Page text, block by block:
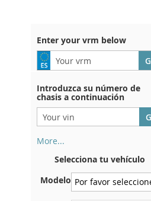
Enter your vrm below
Introduzca su número de
chasis a continuación
More...
encuentra en el reverso de su
certificado de registro. Y
también en el coche.
Selecciona tu vehículo
Modelo